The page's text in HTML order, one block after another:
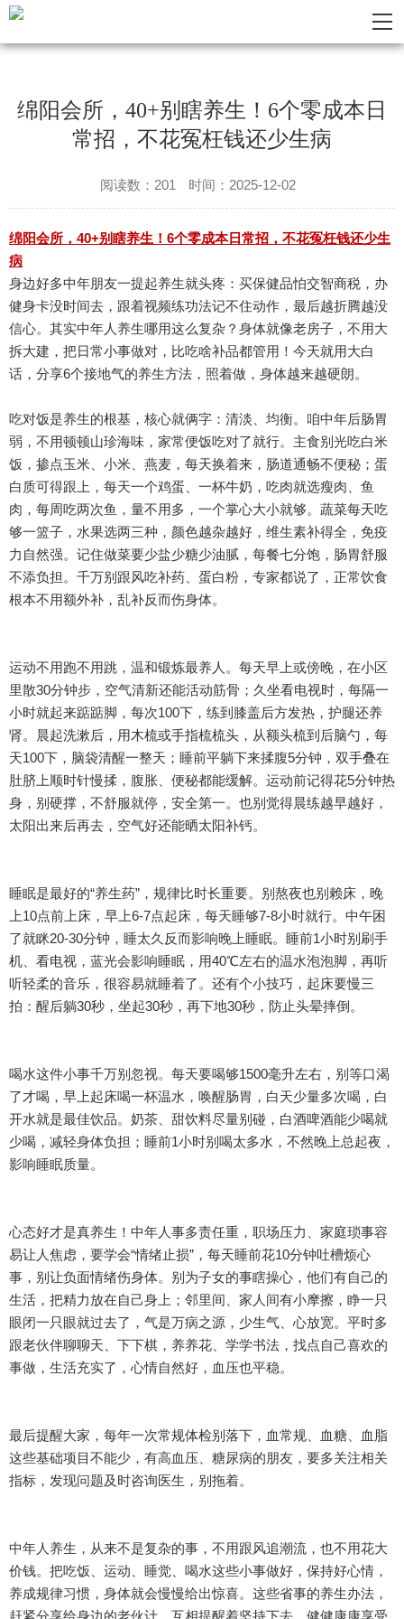
绵阳会所，40+别瞎养生！6个零成本日
常招，不花冤枉钱还少生病
阅读数：201 时间：2025-12-02
绵阳会所，40+别瞎养生！6个零成本日常招，不花冤枉钱还少生
病
身边好多中年朋友一提起养生就头疼：买保健品怕交智商税，办
健身卡没时间去，跟着视频练功法记不住动作，最后越折腾越没
信心。其实中年人养生哪用这么复杂？身体就像老房子，不用大
拆大建，把日常小事做对，比吃啥补品都管用！今天就用大白
话，分享6个接地气的养生方法，照着做，身体越来越硬朗。
吃对饭是养生的根基，核心就俩字：清淡、均衡。咱中年后肠胃
弱，不用顿顿山珍海味，家常便饭吃对了就行。主食别光吃白米
饭，掺点玉米、小米、燕麦，每天换着来，肠道通畅不便秘；蛋
白质可得跟上，每天一个鸡蛋、一杯牛奶，吃肉就选瘦肉、鱼
肉，每周吃两次鱼，量不用多，一个掌心大小就够。蔬菜每天吃
够一篮子，水果选两三种，颜色越杂越好，维生素补得全，免疫
力自然强。记住做菜要少盐少糖少油腻，每餐七分饱，肠胃舒服
不添负担。千万别跟风吃补药、蛋白粉，专家都说了，正常饮食
根本不用额外补，乱补反而伤身体。
运动不用跑不用跳，温和锻炼最养人。每天早上或傍晚，在小区
里散30分钟步，空气清新还能活动筋骨；久坐看电视时，每隔一
小时就起来踮踮脚，每次100下，练到膝盖后方发热，护腿还养
肾。晨起洗漱后，用木梳或手指梳梳头，从额头梳到后脑勺，每
天100下，脑袋清醒一整天；睡前平躺下来揉腹5分钟，双手叠在
肚脐上顺时针慢揉，腹胀、便秘都能缓解。运动前记得花5分钟热
身，别硬撑，不舒服就停，安全第一。也别觉得晨练越早越好，
太阳出来后再去，空气好还能晒太阳补钙。
睡眠是最好的“养生药”，规律比时长重要。别熬夜也别赖床，晚
上10点前上床，早上6-7点起床，每天睡够7-8小时就行。中午困
了就眯20-30分钟，睡太久反而影响晚上睡眠。睡前1小时别刷手
机、看电视，蓝光会影响睡眠，用40℃左右的温水泡泡脚，再听
听轻柔的音乐，很容易就睡着了。还有个小技巧，起床要慢三
拍：醒后躺30秒，坐起30秒，再下地30秒，防止头晕摔倒。
喝水这件小事千万别忽视。每天要喝够1500毫升左右，别等口渴
了才喝，早上起床喝一杯温水，唤醒肠胃，白天少量多次喝，白
开水就是最佳饮品。奶茶、甜饮料尽量别碰，白酒啤酒能少喝就
少喝，减轻身体负担；睡前1小时别喝太多水，不然晚上总起夜，
影响睡眠质量。
心态好才是真养生！中年人事多责任重，职场压力、家庭琐事容
易让人焦虑，要学会“情绪止损”，每天睡前花10分钟吐槽烦心
事，别让负面情绪伤身体。别为子女的事瞎操心，他们有自己的
生活，把精力放在自己身上；邻里间、家人间有小摩擦，睁一只
眼闭一只眼就过去了，气是万病之源，少生气、心放宽。平时多
跟老伙伴聊聊天、下下棋，养养花、学学书法，找点自己喜欢的
事做，生活充实了，心情自然好，血压也平稳。
最后提醒大家，每年一次常规体检别落下，血常规、血糖、血脂
这些基础项目不能少，有高血压、糖尿病的朋友，要多关注相关
指标，发现问题及时咨询医生，别拖着。
中年人养生，从来不是复杂的事，不用跟风追潮流，也不用花大
价钱。把吃饭、运动、睡觉、喝水这些小事做好，保持好心情，
养成规律习惯，身体就会慢慢给出惊喜。这些省事的养生办法，
赶紧分享给身边的老伙计，互相提醒着坚持下去，健健康康享受